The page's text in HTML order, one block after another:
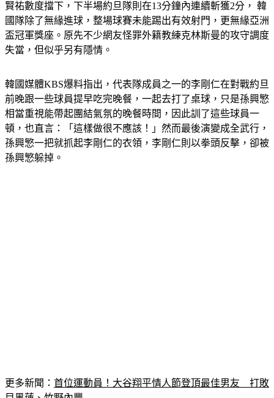
國隊除了無緣進球，整場球賽未能踢出有效射門，更無緣亞洲
盃冠軍獎座。原先不少網友怪罪外籍教練克林斯曼的攻守調度
失當，但似乎另有隱情。
前晚跟一些球員提早吃完晚餐，一起去打了桌球，只是孫興慜
相當重視能帶起團結氣氛的晚餐時間，因此訓了這些球員一
頓，也直言：「這樣做很不應該！」然而最後演變成全武行，
孫興慜一把就抓起李剛仁的衣領，李剛仁則以拳頭反擊，卻被
孫興慜躲掉。
目黑蓮、竹野內豐